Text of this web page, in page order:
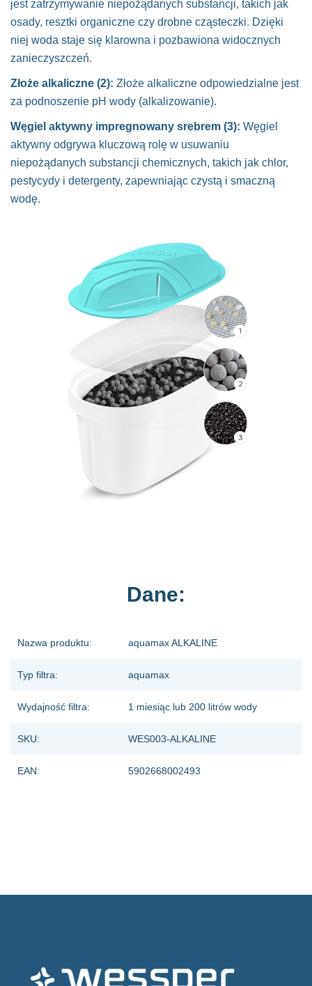
jest zatrzymywanie niepożądanych substancji, takich jak
osady, resztki organiczne czy drobne cząsteczki. Dzięki
niej woda staje się klarowna i pozbawiona widocznych
zanieczyszczeń.
Złoże alkaliczne (2): Złoże alkaliczne odpowiedzialne jest
za podnoszenie pH wody (alkalizowanie).
Węgiel aktywny impregnowany srebrem (3): Węgiel
aktywny odgrywa kluczową rolę w usuwaniu
niepożądanych substancji chemicznych, takich jak chlor,
pestycydy i detergenty, zapewniając czystą i smaczną
wodę.
Dane:
Nazwa produktu: aquamax ALKALINE
Typ filtra: aquamax
Wydajność filtra: 1 miesiąc lub 200 litrów wody
SKU: WES003-ALKALINE
EAN: 5902668002493